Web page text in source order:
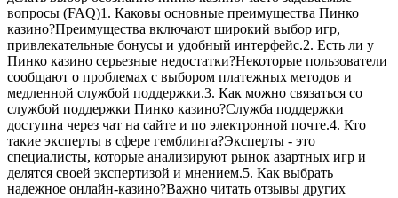
вопросы (FAQ)1. Каковы основные преимущества Пинко
казино?Преимущества включают широкий выбор игр,
привлекательные бонусы и удобный интерфейс.2. Есть ли у
Пинко казино серьезные недостатки?Некоторые пользователи
сообщают о проблемах с выбором платежных методов и
медленной службой поддержки.3. Как можно связаться со
службой поддержки Пинко казино?Служба поддержки
доступна через чат на сайте и по электронной почте.4. Кто
такие эксперты в сфере гемблинга?Эксперты - это
специалисты, которые анализируют рынок азартных игр и
делятся своей экспертизой и мнением.5. Как выбрать
надежное онлайн-казино?Важно читать отзывы других